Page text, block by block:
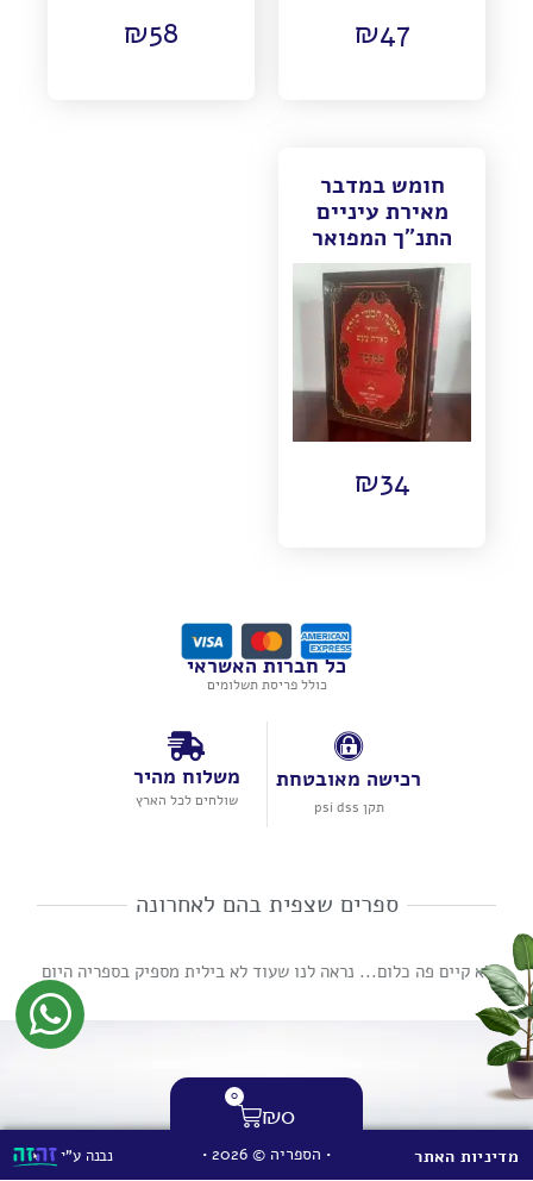
₪47
₪58
חומש במדבר
מאירת עיניים
התנ"ך המפואר
₪34
כל חברות האשראי
כולל פריסת תשלומים
רכישה מאובטחת
תקן psi dss
משלוח מהיר
שולחים לכל הארץ
ספרים שצפית בהם לאחרונה
לא קיים פה כלום... נראה לנו שעוד לא בילית מספיק בספריה היום
מדיניות האתר
₪0
0
• הספריה © 2026 • נבנה ע"י